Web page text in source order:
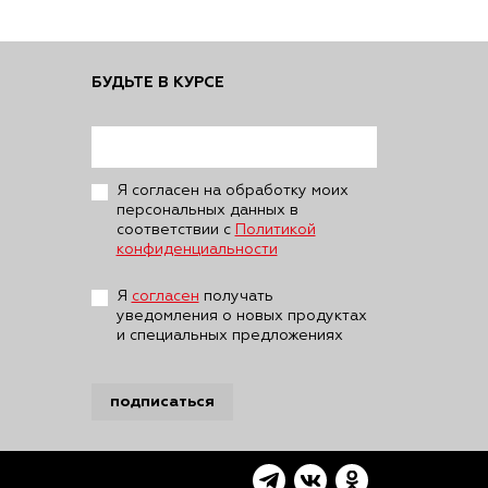
БУДЬТЕ В КУРСЕ
Я согласен на обработку моих
персональных данных в
соответствии с
Политикой
конфиденциальности
Я согласен получать
уведомления о новых продуктах
и специальных предложениях
подписаться